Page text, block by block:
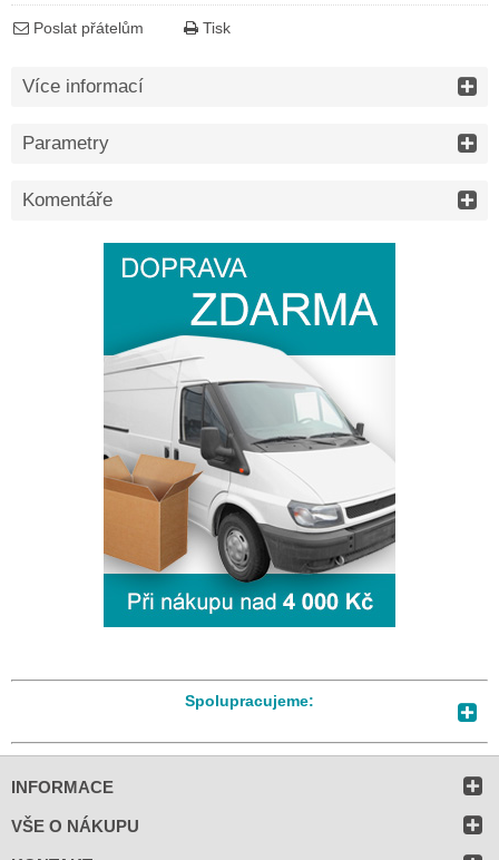
Poslat přátelům Tisk
Více informací
Parametry
Komentáře
Spolupracujeme:
INFORMACE
VŠE O NÁKUPU